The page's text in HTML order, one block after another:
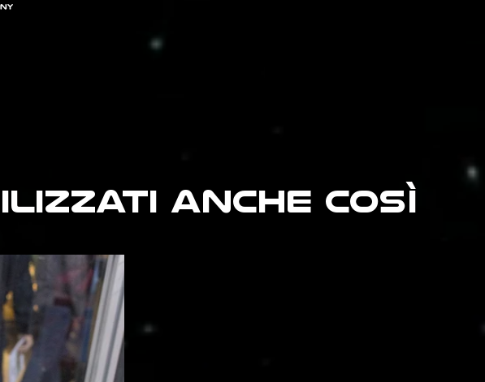
ANCHE Così